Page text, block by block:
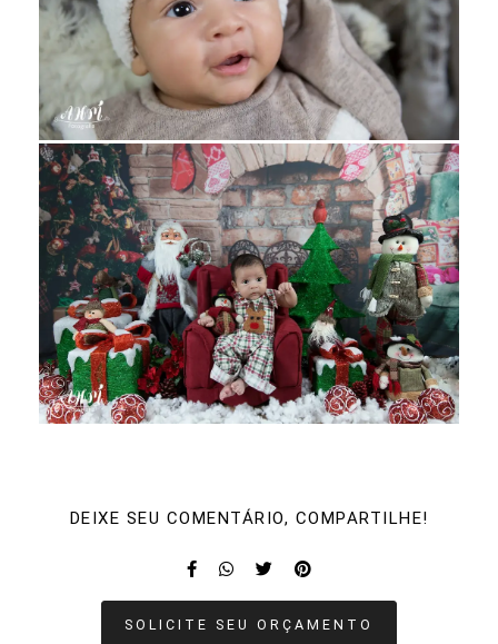
DEIXE SEU COMENTÁRIO, COMPARTILHE!
SOLICITE SEU ORÇAMENTO